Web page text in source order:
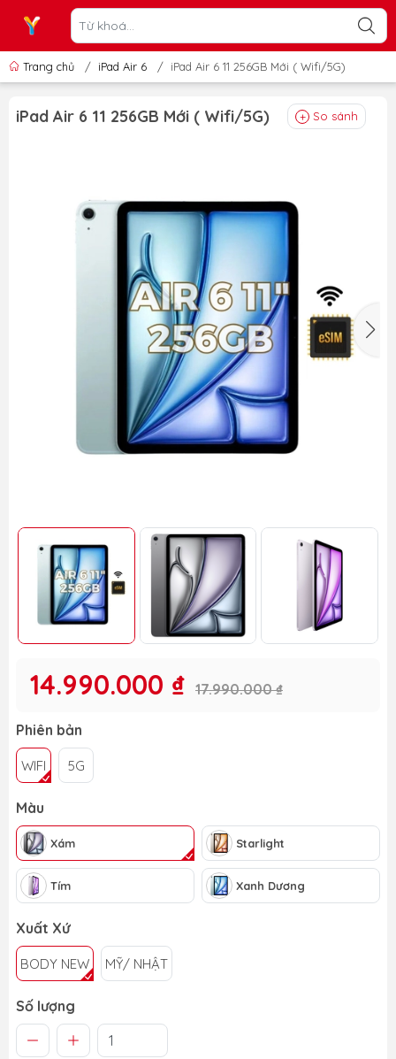
Trang chủ / iPad Air 6 / iPad Air 6 11 256GB Mới ( Wifi/5G)
iPad Air 6 11 256GB Mới ( Wifi/5G) So sánh
14.990.000 ₫ 17.990.000 ₫
Phiên bản
WIFI 5G
Màu
Xám Starlight
Tím Xanh Dương
Xuất Xứ
BODY NEW MỸ/ NHẬT
Số lượng